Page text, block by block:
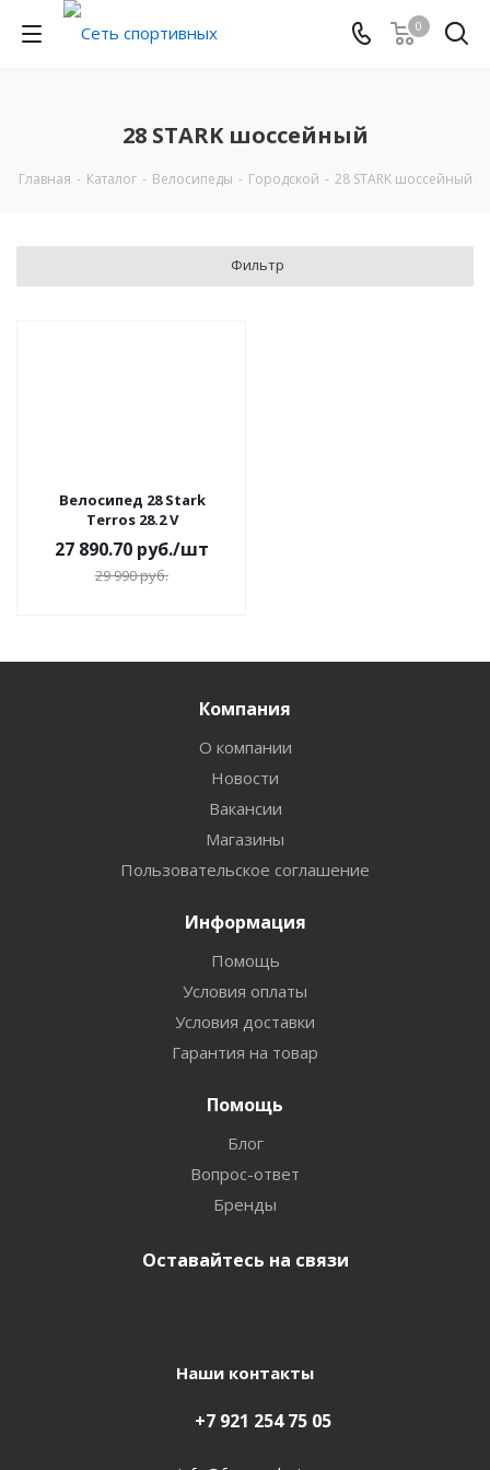
0
28 STARK шоссейный
Главная - Каталог - Велосипеды - Городской - 28 STARK шоссейный
Фильтр
Велосипед 28 Stark
Terros 28.2 V
27 890.70 руб./шт
29 990руб.
Компания
О компании
Новости
Вакансии
Магазины
Пользовательское соглашение
Информация
Помощь
Условия оплаты
Условия доставки
Гарантия на товар
Помощь
Блог
Вопрос-ответ
Бренды
Оставайтесь на связи
Наши контакты
+7 921 254 75 05